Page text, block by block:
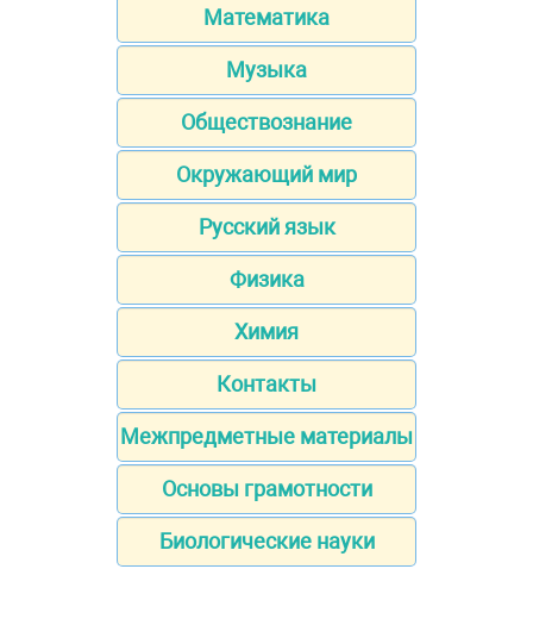
Математика
Музыка
Обществознание
Окружающий мир
Русский язык
Физика
Химия
Контакты
Межпредметные материалы
Основы грамотности
Биологические науки